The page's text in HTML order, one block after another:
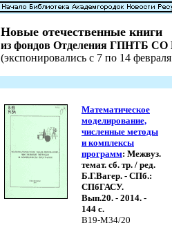
Новые отечественные книги
из фондов Отделения ГПНТБ
(экспонировались с 7 по 14
Математическое
моделирование,
численные методы
и комплексы
программ: Межвуз.
темат. сб. тр. / ред.
Б.Г.Вагер. - СПб.:
СПбГАСУ.
Вып.20. - 2014. -
144 с.
В19-М34/20